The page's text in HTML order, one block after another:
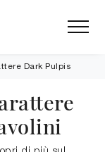
Dark Pulpis